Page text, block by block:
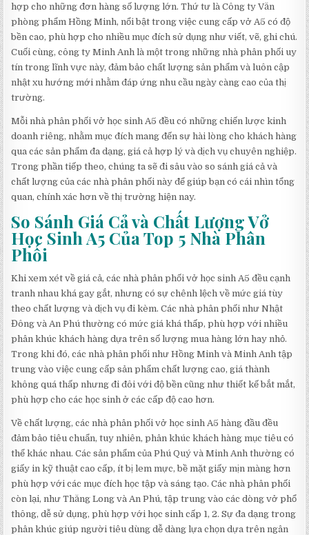
hợp cho những đơn hàng số lượng lớn. Thứ tư là Công ty Văn
phòng phẩm Hồng Minh, nổi bật trong việc cung cấp vở A5 có độ
bền cao, phù hợp cho nhiều mục đích sử dụng như viết, vẽ, ghi chú.
Cuối cùng, công ty Minh Anh là một trong những nhà phân phối uy
tín trong lĩnh vực này, đảm bảo chất lượng sản phẩm và luôn cập
nhật xu hướng mới nhằm đáp ứng nhu cầu ngày càng cao của thị
trường.
Mỗi nhà phân phối vở học sinh A5 đều có những chiến lược kinh
doanh riêng, nhằm mục đích mang đến sự hài lòng cho khách hàng
qua các sản phẩm đa dạng, giá cả hợp lý và dịch vụ chuyên nghiệp.
Trong phần tiếp theo, chúng ta sẽ đi sâu vào so sánh giá cả và
chất lượng của các nhà phân phối này để giúp bạn có cái nhìn tổng
quan, chính xác hơn về thị trường hiện nay.
So Sánh Giá Cả và Chất Lượng Vở
Học Sinh A5 Của Top 5 Nhà Phân
Phối
Khi xem xét về giá cả, các nhà phân phối vở học sinh A5 đều cạnh
tranh nhau khá gay gắt, nhưng có sự chênh lệch về mức giá tùy
theo chất lượng và dịch vụ đi kèm. Các nhà phân phối như Nhật
Đông và An Phú thường có mức giá khá thấp, phù hợp với nhiều
phân khúc khách hàng dựa trên số lượng mua hàng lớn hay nhỏ.
Trong khi đó, các nhà phân phối như Hồng Minh và Minh Anh tập
trung vào việc cung cấp sản phẩm chất lượng cao, giá thành
không quá thấp nhưng đi đôi với độ bền cũng như thiết kế bắt mắt,
phù hợp cho các học sinh ở các cấp độ cao hơn.
Về chất lượng, các nhà phân phối vở học sinh A5 hàng đầu đều
đảm bảo tiêu chuẩn, tuy nhiên, phân khúc khách hàng mục tiêu có
thể khác nhau. Các sản phẩm của Phú Quý và Minh Anh thường có
giấy in kỹ thuật cao cấp, ít bị lem mực, bề mặt giấy mịn màng hơn
phù hợp với các mục đích học tập và sáng tạo. Các nhà phân phối
còn lại, như Thăng Long và An Phú, tập trung vào các dòng vở phổ
thông, dễ sử dụng, phù hợp với học sinh cấp 1, 2. Sự đa dạng trong
phân khúc giúp người tiêu dùng dễ dàng lựa chọn dựa trên ngân